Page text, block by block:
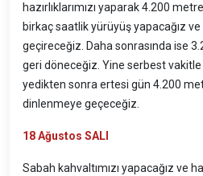
hazırlıklarımızı yaparak 4.200
birkaç saatlik yürüyüş yapacağız
geçireceğiz. Daha sonrasında ise
geri döneceğiz. Yine serbest
yedikten sonra ertesi gün 4.200
dinlenmeye geçeceğiz.
18Ağustos SALI
Sabah kahvaltımızı yapacağız ve